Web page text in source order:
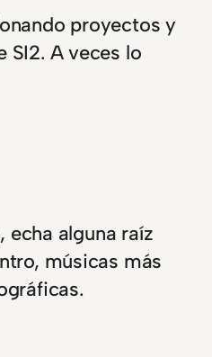
proyectos y
SI2. A veces lo
echa alguna raíz
músicas más